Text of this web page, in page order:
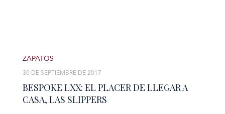
BESPOKE LXX: EL PLACER DE LLEGAR A
CASA, LAS SLIPPERS
30 DE SEPTIEMBRE DE 2017
ZAPATOS